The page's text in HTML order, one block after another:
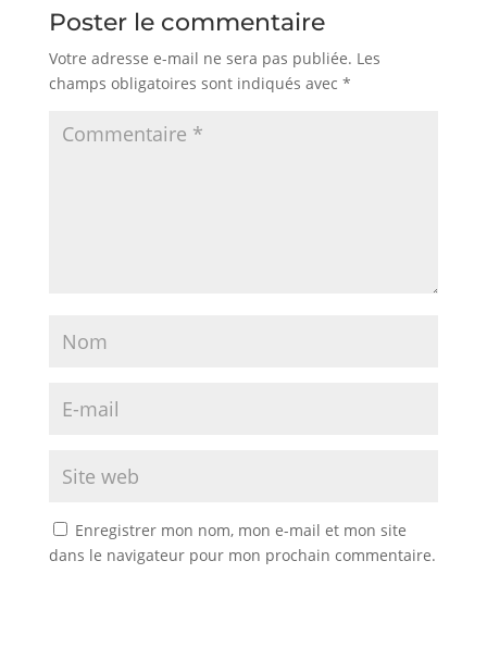
Poster le commentaire
Votre adresse e-mail ne sera pas publiée. Les
champs obligatoires sont indiqués avec *
Enregistrer mon nom, mon e-mail et mon site
dans le navigateur pour mon prochain commentaire.